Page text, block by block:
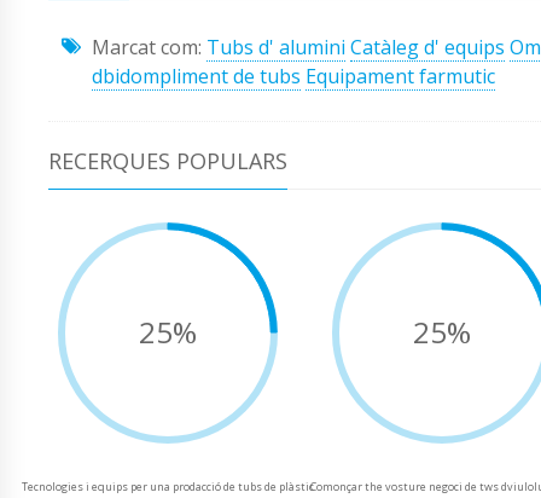
Marcat com: Tubs d' alumini Catàleg d' equips
dbidompliment de tubs Equipament farmutic
RECERQUES POPULARS
25%
Tecnologies i equips per una prodacció de tubs de plàstic
25%
Comonçar the vosture negoci de tws